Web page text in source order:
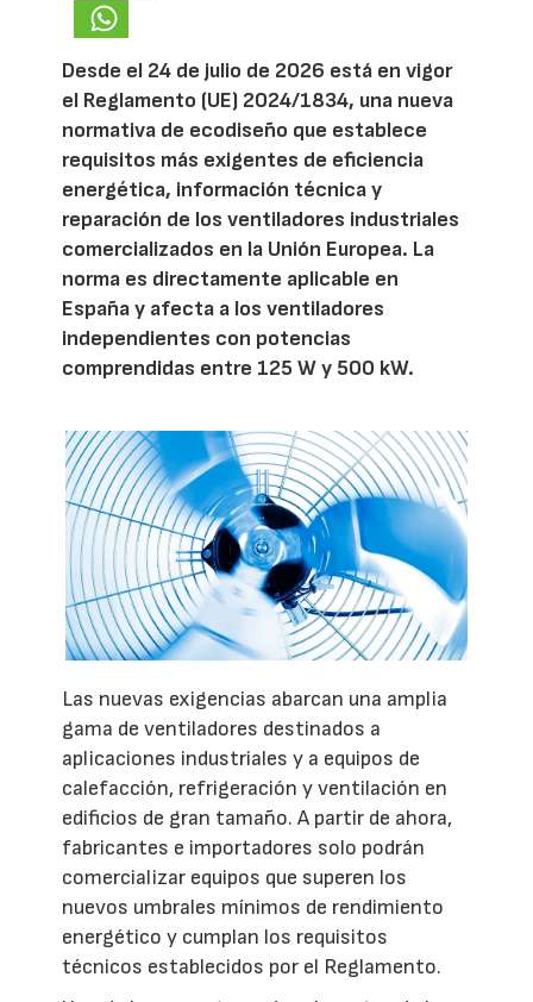
Desde el 24 de julio de 2026 está en vigor
el Reglamento (UE) 2024/1834, una nueva
normativa de ecodiseño que establece
requisitos más exigentes de eficiencia
energética, información técnica y
reparación de los ventiladores industriales
comercializados en la Unión Europea. La
norma es directamente aplicable en
España y afecta a los ventiladores
independientes con potencias
comprendidas entre 125 W y 500 kW.
Las nuevas exigencias abarcan una amplia
gama de ventiladores destinados a
aplicaciones industriales y a equipos de
calefacción, refrigeración y ventilación en
edificios de gran tamaño. A partir de ahora,
fabricantes e importadores solo podrán
comercializar equipos que superen los
nuevos umbrales mínimos de rendimiento
energético y cumplan los requisitos
técnicos establecidos por el Reglamento.